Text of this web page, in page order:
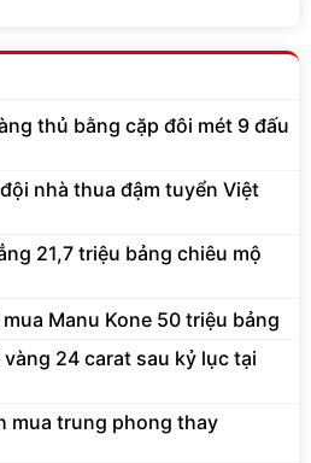
thủ bằng cặp đôi mét 9 đấu
nhà thua đậm tuyển Việt
21,7 triệu bảng chiêu mộ
Manu Kone 50 triệu bảng
24 carat sau kỷ lục tại
mua trung phong thay